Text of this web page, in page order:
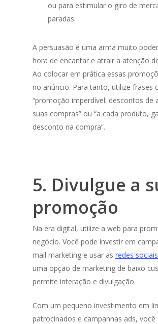
ou para estimular o giro de
paradas.
A persuasão é uma arma muito
hora de encantar e atrair a atenção
Ao colocar em prática essas
no anúncio. Para tanto, utilize frases
“promoção imperdível: descontos de
suas compras” ou “a cada produto,
desconto na compra”.
5. Divulgue a
promoção
Na era digital, utilize a web para
negócio. Você pode investir em
mail marketing e usar as redes sociais
uma opção de marketing de baixo
permite interação e divulgação.
Com um pequeno investimento em
patrocinados e campanhas ads, você